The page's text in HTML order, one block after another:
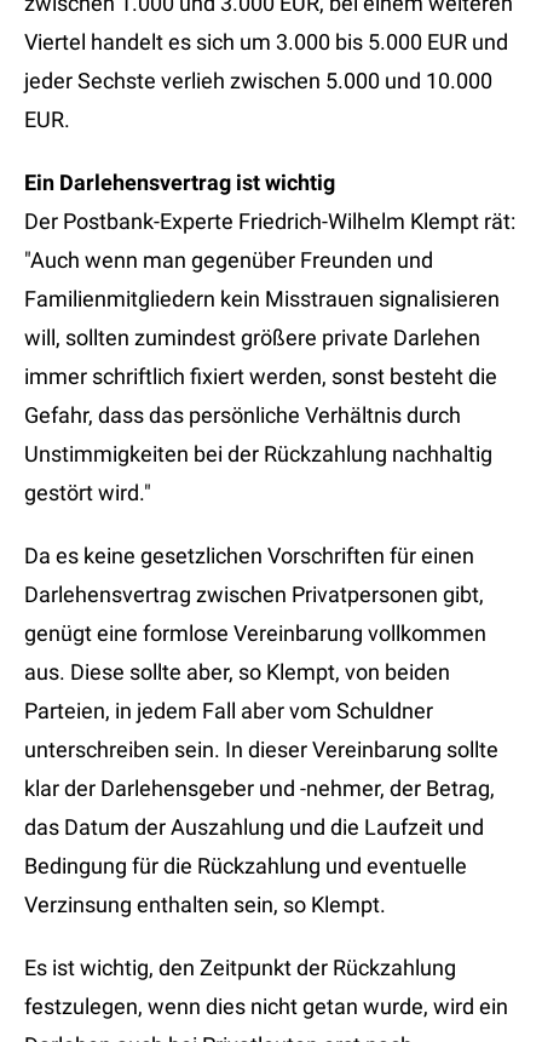
Viertel handelt es sich um 3.000 bis 5.000 EUR und
jeder Sechste verlieh zwischen 5.000 und 10.000
EUR.
Ein Darlehensvertrag ist wichtig
Der Postbank-Experte Friedrich-Wilhelm Klempt rät:
"Auch wenn man gegenüber Freunden und
Familienmitgliedern kein Misstrauen signalisieren
will, sollten zumindest größere private Darlehen
immer schriftlich fixiert werden, sonst besteht die
Gefahr, dass das persönliche Verhältnis durch
Unstimmigkeiten bei der Rückzahlung nachhaltig
gestört wird."
Da es keine gesetzlichen Vorschriften für einen
Darlehensvertrag zwischen Privatpersonen gibt,
genügt eine formlose Vereinbarung vollkommen
aus. Diese sollte aber, so Klempt, von beiden
Parteien, in jedem Fall aber vom Schuldner
unterschreiben sein. In dieser Vereinbarung sollte
klar der Darlehensgeber und -nehmer, der Betrag,
das Datum der Auszahlung und die Laufzeit und
Bedingung für die Rückzahlung und eventuelle
Verzinsung enthalten sein, so Klempt.
Es ist wichtig, den Zeitpunkt der Rückzahlung
festzulegen, wenn dies nicht getan wurde, wird ein